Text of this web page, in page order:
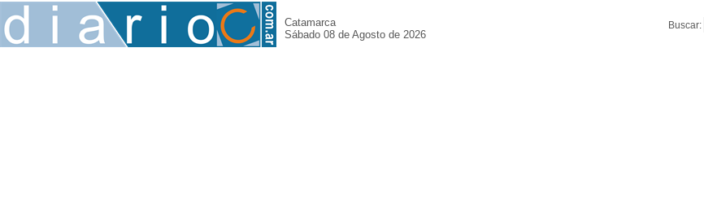
Catamarca
Sábado 08 de Agosto de 2026
Buscar: